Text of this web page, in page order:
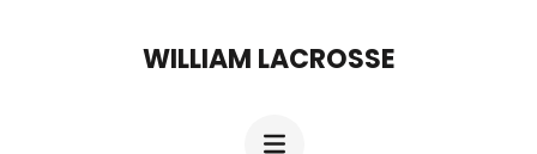
WILLIAM LACROSSE